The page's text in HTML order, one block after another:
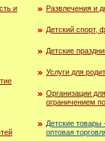
и
Развлечения и
Детский спорт,
Детские
Услуги для
Организации
ограничением
Детские товары
оптовая